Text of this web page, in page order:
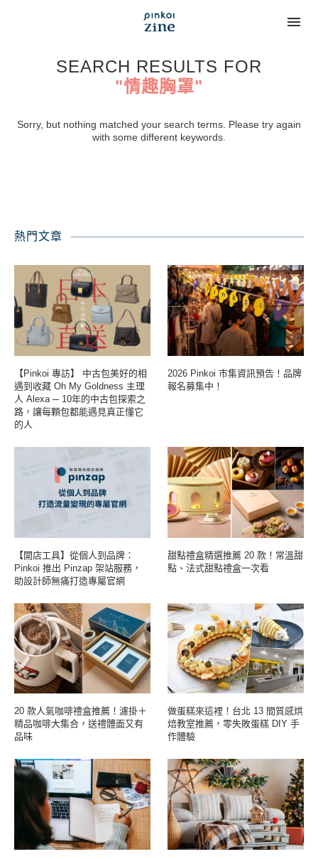
SEARCH RESULTS FOR
"情趣胸罩"
Sorry, but nothing matched your search terms. Please try again
with some different keywords.
熱門文章
【Pinkoi 專訪】 中古包美好的相
遇到收藏 Oh My Goldness 主理
人 Alexa ─ 10年的中古包探索之
路，讓每顆包都能遇見真正懂它
的人
2026 Pinkoi 市集資訊預告！品牌
報名募集中！
【開店工具】從個人到品牌：
Pinkoi 推出 Pinzap 架站服務，
助設計師無痛打造專屬官網
甜點禮盒精選推薦 20 款！常溫甜
點、法式甜點禮盒一次看
20 款人氣咖啡禮盒推薦！濾掛＋
精品咖啡大集合，送禮體面又有
品味
做蛋糕來這裡！台北 13 間質感烘
焙教室推薦，零失敗蛋糕 DIY 手
作體驗